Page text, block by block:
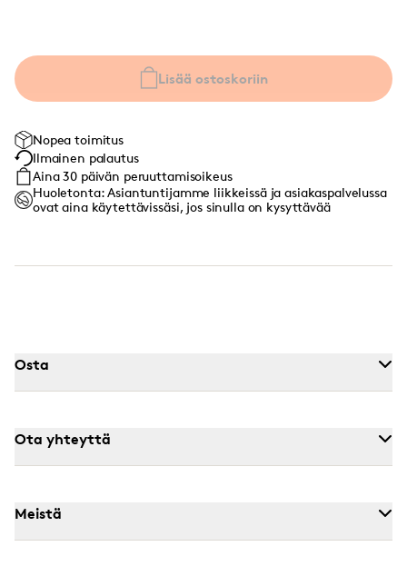
Lisää ostoskoriin
Nopea toimitus
Ilmainen palautus
Aina 30 päivän peruuttamisoikeus
Huoletonta: Asiantuntijamme liikkeissä ja asiakaspalvelussa
ovat aina käytettävissäsi, jos sinulla on kysyttävää
Osta
Ota yhteyttä
Meistä